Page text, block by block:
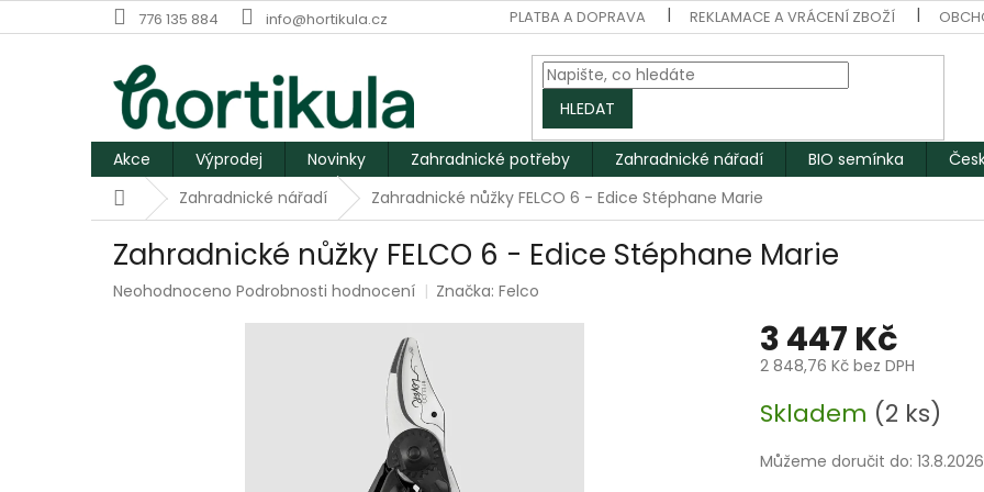
na
776 135 884 info@hortikula.cz PLATBA A DOPRAVA REKLAMACE A VRÁCENÍ ZBOŽÍ
HLEDAT
Akce Výprodej Novinky Zahradnické potřeby Zahradnické nářadí BIO semínka
DomůZahradnické nářadí Zahradnické nůžky FELCO 6 - Edice Stéphane Marie
Zahradnické nůžky FELCO 6 - Edice Stéphane Marie
Průměrné
Neohodnoceno Podrobnosti hodnocení Značka:Felco
3 447 Kč
2 848,76 Kč bez DPH
cena:
Skladem (2 ks)
Můžeme doručit do: 13.8.2026